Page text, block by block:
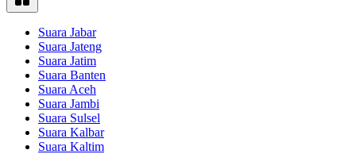
Suara Jabar
Suara Jateng
Suara Jatim
Suara Banten
Suara Aceh
Suara Jambi
Suara Sulsel
Suara Kalbar
Suara Kaltim